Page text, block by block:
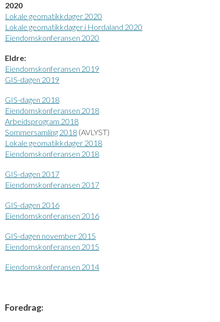
2020
Lokale geomatikkdager 2020
Lokale geomatikkdager i Hordaland 2020
Eiendomskonferansen 2020
Eldre:
Eiendomskonferansen 2019
GIS-dagen 2019
GIS-dagen 2018
Eiendomskonferansen 2018
Arbeidsprogram 2018
Sommersamling 2018 (AVLYST)
Lokale geomatikkdager 2018
Eiendomskonferansen 2018
GIS-dagen 2017
Eiendomskonferansen 2017
GIS-dagen 2016
Eiendomskonferansen 2016
GIS-dagen november 2015
Eiendomskonferansen 2015
Eiendomskonferansen 2014
Foredrag: